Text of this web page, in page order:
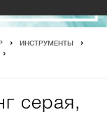
ИНСТРУМЕНТЫ
серая,